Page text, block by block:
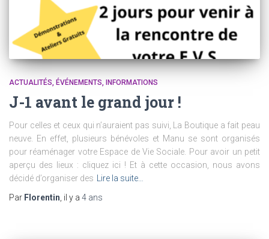
ACTUALITÉS ÉVÉNEMENTS INFORMATIONS
J-1 avant le grand jour !
Pour celles et ceux qui n’auraient pas suivi, La Boutique a fait peau
neuve. En effet, plusieurs bénévoles et Manu se sont organisés
pour réaménager votre Espace de Vie Sociale. Pour avoir un petit
aperçu des lieux : cliquez ici ! Et à cette occasion, nous avons
décidé d’organiser des
Lire la suite…
Par Florentin , il y a 4 ans